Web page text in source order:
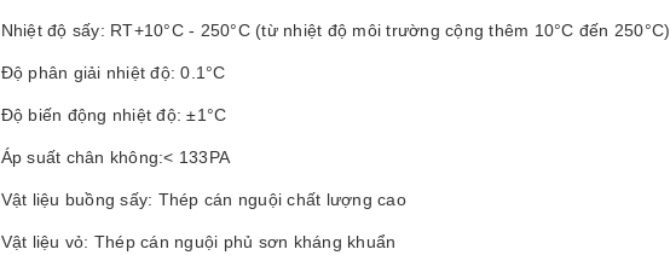
Nhiệt độ sấy: RT+10°C - 250°C (từ nhiệt độ môi trường cộng thêm 10°C đến 250°C)
Độ phân giải nhiệt độ: 0.1°C
Độ biến động nhiệt độ: ±1°C
Áp suất chân không:< 133PA
Vật liệu buồng sấy: Thép cán nguội chất lượng cao
Vật liệu vỏ: Thép cán nguội phủ sơn kháng khuẩn